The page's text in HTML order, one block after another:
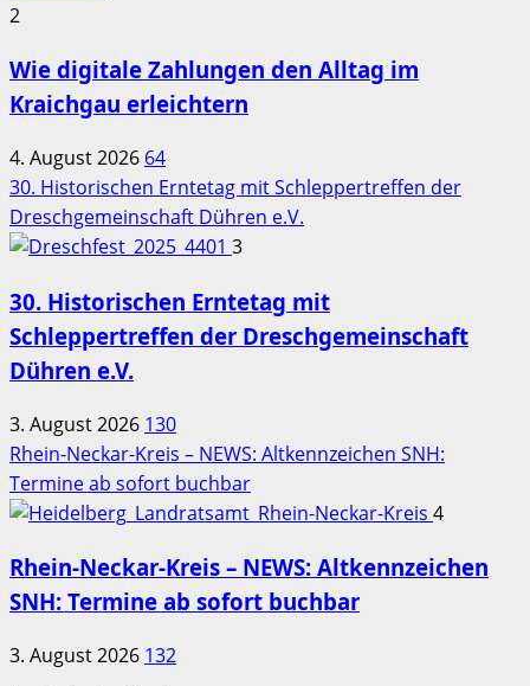
2
Wie digitale Zahlungen den Alltag im
Kraichgau erleichtern
4. August 2026 64
30. Historischen Erntetag mit Schleppertreffen der
Dreschgemeinschaft Dühren e.V.
3
30. Historischen Erntetag mit
Schleppertreffen der Dreschgemeinschaft
Dühren e.V.
3. August 2026 130
Rhein-Neckar-Kreis – NEWS: Altkennzeichen SNH:
Termine ab sofort buchbar
4
Rhein-Neckar-Kreis – NEWS: Altkennzeichen
SNH: Termine ab sofort buchbar
3. August 2026 132